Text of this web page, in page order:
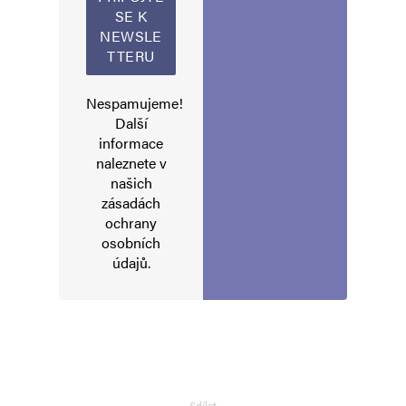
Nespamujeme!
Další
informace
naleznete v
našich
zásadách
ochrany
osobních
údajů.